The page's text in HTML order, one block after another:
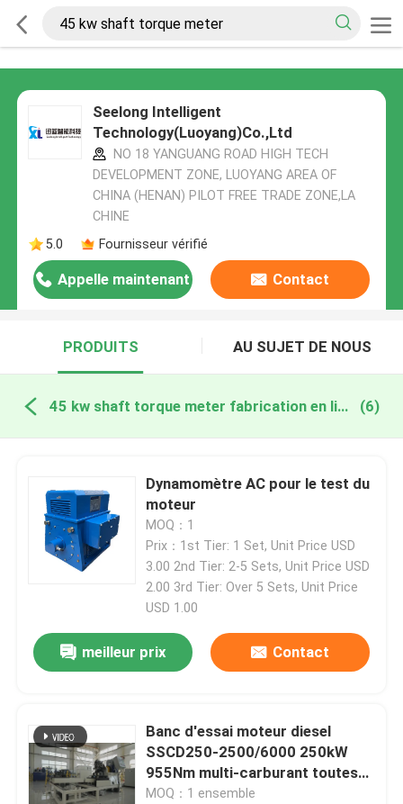
Seelong Intelligent
Technology(Luoyang)Co.,Ltd
NO 18 YANGUANG ROAD HIGH TECH
DEVELOPMENT ZONE, LUOYANG AREA OF
CHINA (HENAN) PILOT FREE TRADE ZONE,LA
CHINE
5.0
Fournisseur vérifié
Appelle maintenant Contact
PRODUITS AU SUJET DE NOUS
45 kw shaft torque meter fabrication en ligne (6)
Dynamomètre AC pour le test du
moteur
MOQ：1
Prix：1st Tier: 1 Set, Unit Price USD
3.00 2nd Tier: 2-5 Sets, Unit Price USD
2.00 3rd Tier: Over 5 Sets, Unit Price
USD 1.00
meilleur prix Contact
Banc d'essai moteur diesel
SSCD250-2500/6000 250kW
955Nm multi-carburant toutes
conditions
MOQ：1 ensemble